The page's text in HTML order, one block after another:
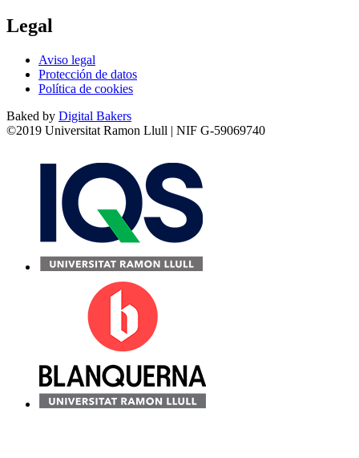
Legal
Aviso legal
Protección de datos
Política de cookies
Baked by Digital Bakers
©2019 Universitat Ramon Llull | NIF G-59069740